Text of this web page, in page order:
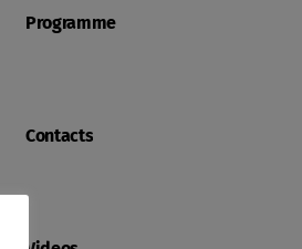
Programme
Contacts